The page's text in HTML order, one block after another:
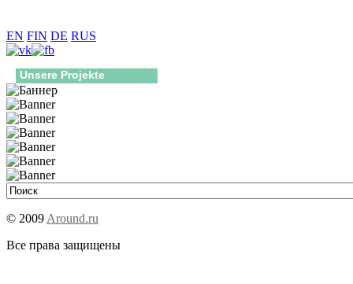
EN FIN DE RUS
Unsere Projekte
© 2009 Around.ru
Все права защищены